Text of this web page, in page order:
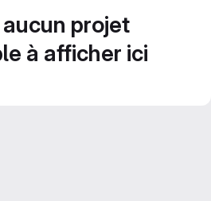
aucun projet
à afficher ici